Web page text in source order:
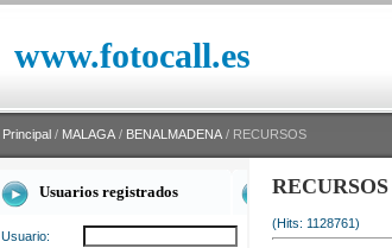
www.fotocall.es
Principal / MALAGA / BENALMADENA / RECURSOS
Usuarios registrados
Usuario:
RECURSOS
(Hits: 1128761)